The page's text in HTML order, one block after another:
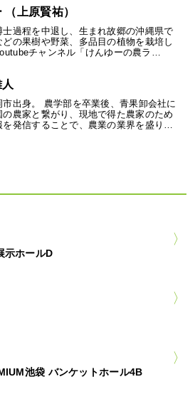
（上原賢祐）
士過程を中退し、生まれ故郷の沖縄県で
どの果樹や野菜、多品目の植物を栽培し
チャンネル「けんゆーの農ラ…
市出身。 農学部を卒業後、青果卸会社に
の農家と繋がり、現地で得た農家のため
を発信することで、農業の業界を盛り…
示ホールD
池袋 バンケットホール4B